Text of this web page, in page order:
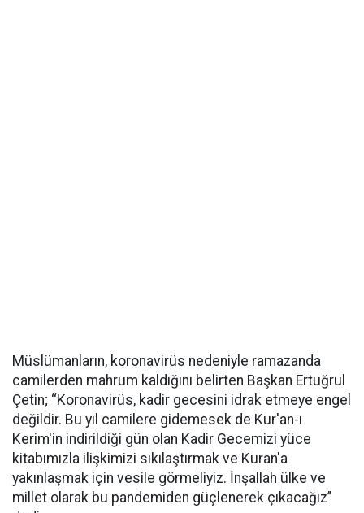
Müslümanların, koronavirüs nedeniyle ramazanda
camilerden mahrum kaldığını belirten Başkan Ertuğrul
Çetin; ‘‘Koronavirüs, kadir gecesini idrak etmeye engel
değildir. Bu yıl camilere gidemesek de Kur'an-ı
Kerim'in indirildiği gün olan Kadir Gecemizi yüce
kitabımızla ilişkimizi sıkılaştırmak ve Kuran'a
yakınlaşmak için vesile görmeliyiz. İnşallah ülke ve
millet olarak bu pandemiden güçlenerek çıkacağız’’